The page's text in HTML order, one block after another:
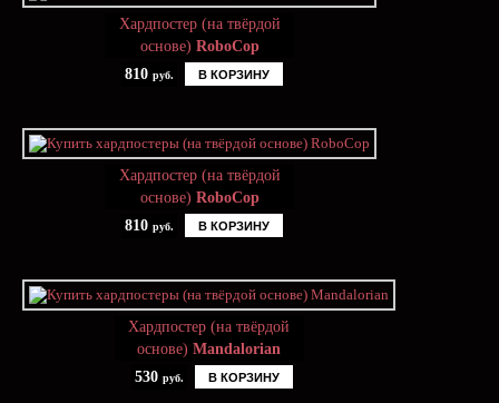
Хардпостер (на твёрдой
основе) RoboCop
810 руб. В КОРЗИНУ
Хардпостер (на твёрдой
основе) RoboCop
810 руб. В КОРЗИНУ
Хардпостер (на твёрдой
основе) Mandalorian
530 руб. В КОРЗИНУ